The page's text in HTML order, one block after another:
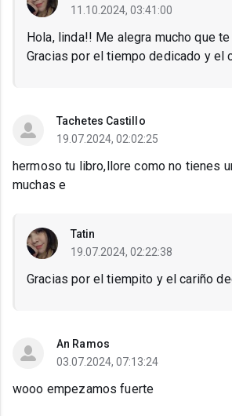
11.10.2024, 03:41:00
Hola, linda!! Me alegra mucho que
Gracias por el tiempo dedicado y el
Tachetes Castillo
19.07.2024, 02:02:25
hermoso tu libro,llore como no tienes
muchas e
Tatin
19.07.2024, 02:22:38
Gracias por el tiempito y el cariño
An Ramos
03.07.2024, 07:13:24
wooo empezamos fuerte